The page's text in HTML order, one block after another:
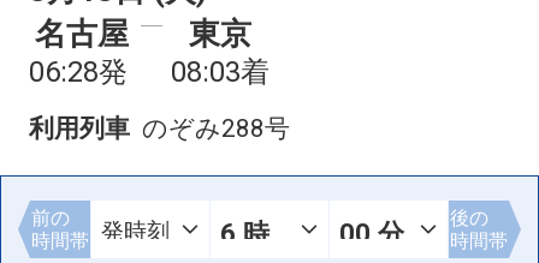
名古屋
06:28発
東京
08:03着
利用列車 のぞみ288号
前の
時間帯
後の
時間帯